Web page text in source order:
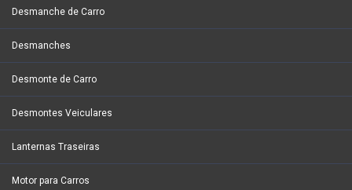
Desmanche de Carro
Desmanches
Desmonte de Carro
Desmontes Veiculares
Lanternas Traseiras
Motor para Carros